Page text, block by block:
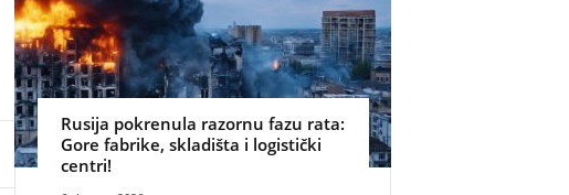
Rusija pokrenula razornu fazu rata:
Gore fabrike, skladišta i logistički
centri!